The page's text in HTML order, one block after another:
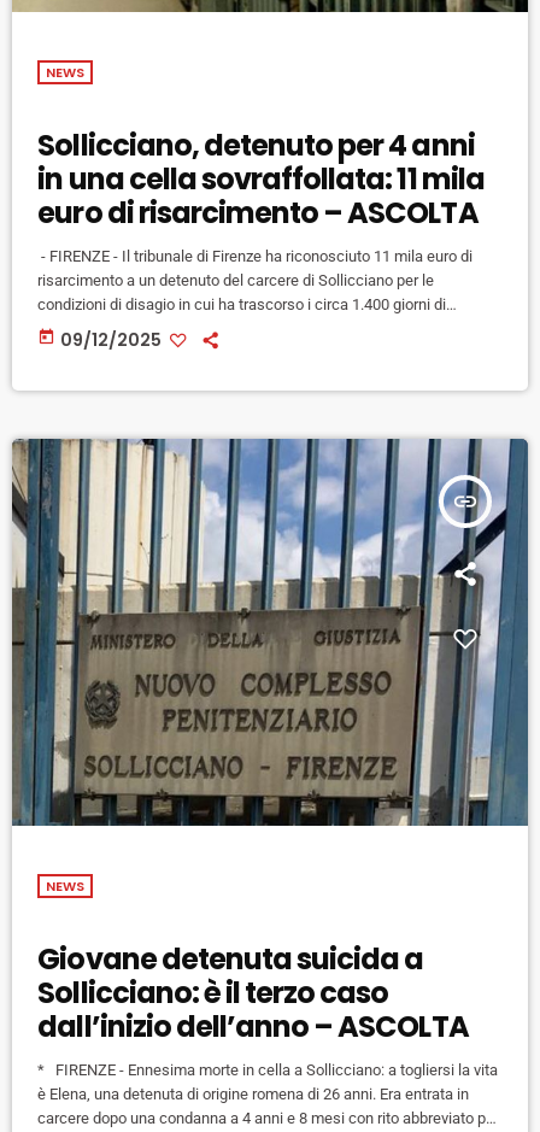
NEWS
Sollicciano, detenuto per 4 anni
in una cella sovraffollata: 11 mila
euro di risarcimento – ASCOLTA
- FIRENZE - Il tribunale di Firenze ha riconosciuto 11 mila euro di
risarcimento a un detenuto del carcere di Sollicciano per le
condizioni di disagio in cui ha trascorso i circa 1.400 giorni di
detenzione scontati dal 2010 al 2014. Il detenuto infatti si è trovato
in celle con tre, quattro e a volte sei persone contemporaneamente,
today 09/12/2025
insert_link
NEWS
Giovane detenuta suicida a
Sollicciano: è il terzo caso
dall’inizio dell’anno – ASCOLTA
* FIRENZE - Ennesima morte in cella a Sollicciano: a togliersi la vita
è Elena, una detenuta di origine romena di 26 anni. Era entrata in
carcere dopo una condanna a 4 anni e 8 mesi con rito abbreviato per